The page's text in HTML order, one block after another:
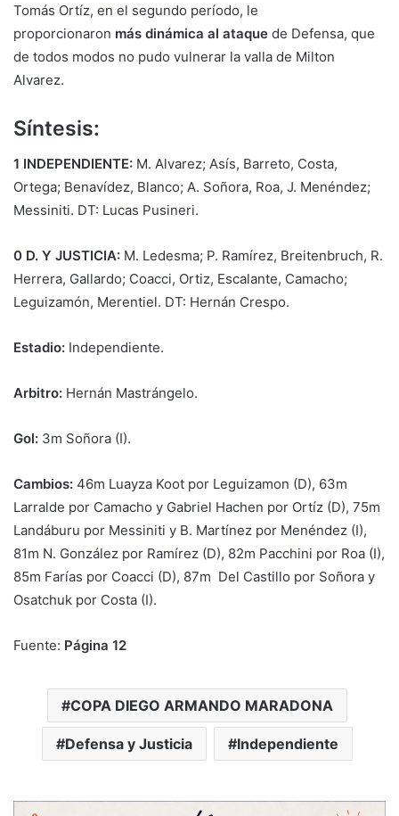
Tomás Ortíz, en el segundo período, le
proporcionaron más dinámica al ataque de Defensa, que
de todos modos no pudo vulnerar la valla de Milton
Alvarez.
Síntesis:
1 INDEPENDIENTE: M. Alvarez; Asís, Barreto, Costa,
Ortega; Benavídez, Blanco; A. Soñora, Roa, J. Menéndez;
Messiniti. DT: Lucas Pusineri.
0 D. Y JUSTICIA: M. Ledesma; P. Ramírez, Breitenbruch, R.
Herrera, Gallardo; Coacci, Ortiz, Escalante, Camacho;
Leguizamón, Merentiel. DT: Hernán Crespo.
Estadio: Independiente.
Arbitro: Hernán Mastrángelo.
Gol: 3m Soñora (I).
Cambios: 46m Luayza Koot por Leguizamon (D), 63m
Larralde por Camacho y Gabriel Hachen por Ortíz (D), 75m
Landáburu por Messiniti y B. Martínez por Menéndez (I),
81m N. González por Ramírez (D), 82m Pacchini por Roa (I),
85m Farías por Coacci (D), 87m Del Castillo por Soñora y
Osatchuk por Costa (I).
Fuente: Página 12
COPA DIEGO ARMANDO MARADONA
Defensa y Justicia Independiente